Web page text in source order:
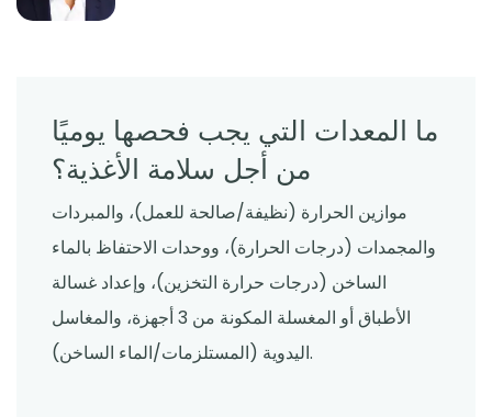
ما المعدات التي يجب فحصها يوميًا
من أجل سلامة الأغذية؟
موازين الحرارة (نظيفة/صالحة للعمل)، والمبردات
والمجمدات (درجات الحرارة)، ووحدات الاحتفاظ بالماء
الساخن (درجات حرارة التخزين)، وإعداد غسالة
الأطباق أو المغسلة المكونة من 3 أجهزة، والمغاسل
اليدوية (المستلزمات/الماء الساخن).